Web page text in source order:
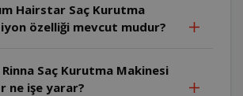
Hairstar Saç Kurutma
özelliği mevcut mudur?
Rinna Saç Kurutma Makinesi
ne işe yarar?